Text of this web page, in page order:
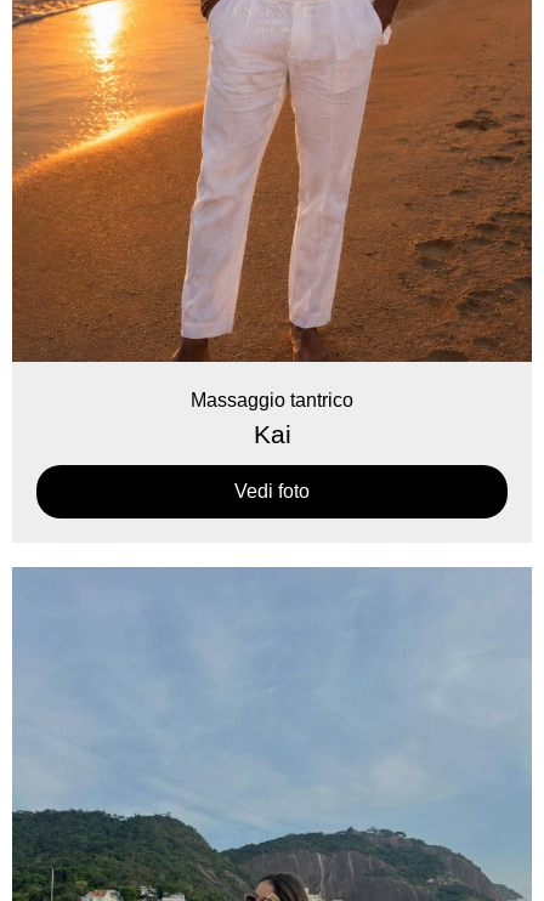
Massaggio tantrico
Kai
Vedi foto